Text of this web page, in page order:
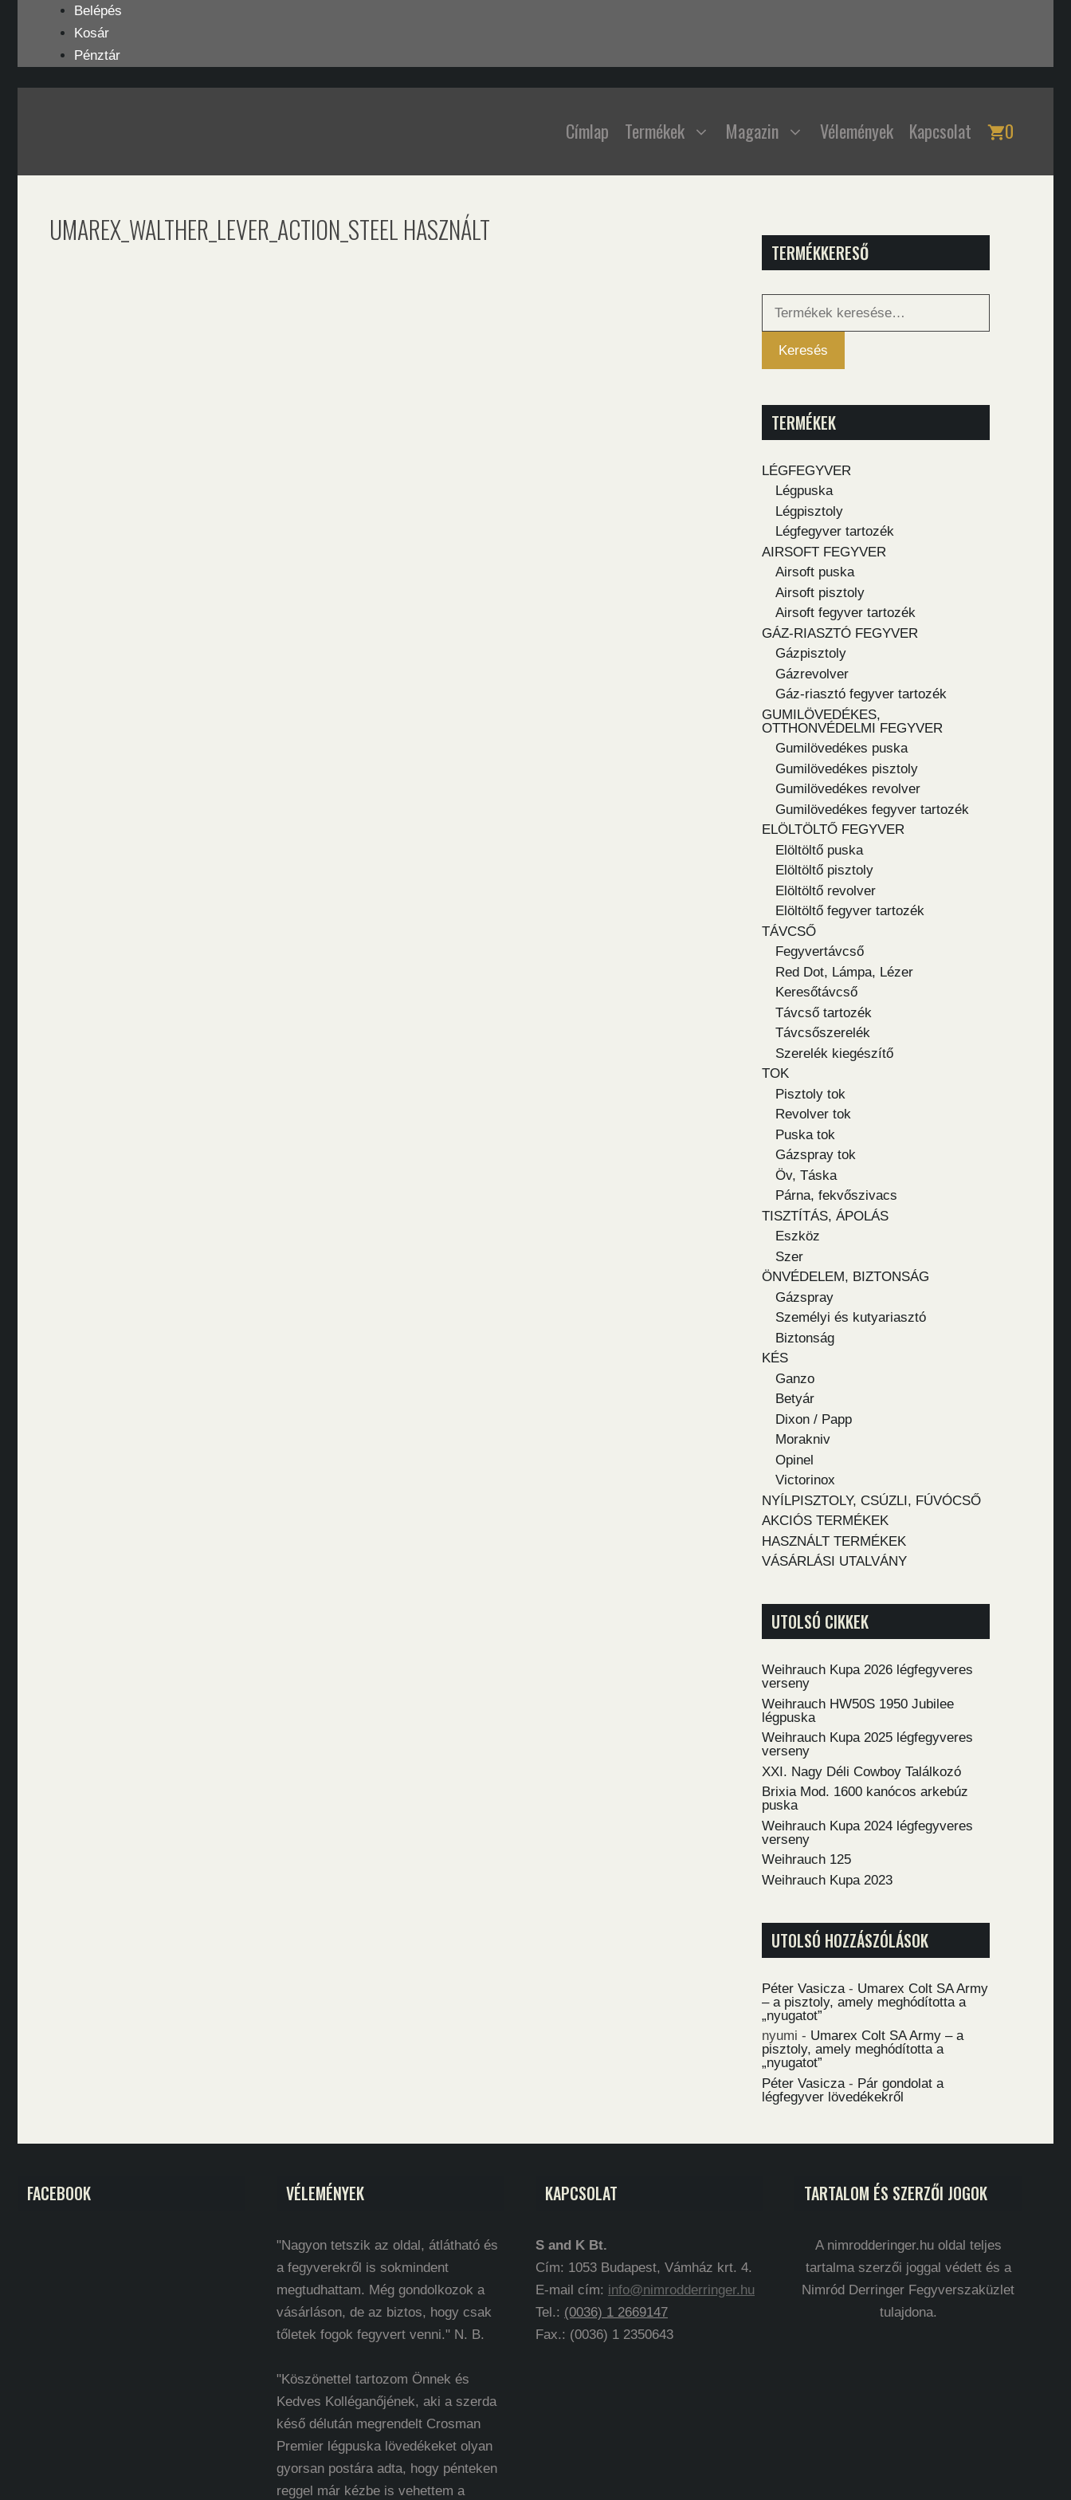
tartalomba
Belépés
Kosár
Pénztár
Címlap Termékek Magazin Vélemények Kapcsolat 0
UMAREX_WALTHER_LEVER_ACTION_STEEL HASZNÁLT
TERMÉKKERESŐ
Keresés
Keresés
TERMÉKEK
LÉGFEGYVER
Légpuska
Légpisztoly
Légfegyver tartozék
AIRSOFT FEGYVER
Airsoft puska
Airsoft pisztoly
Airsoft fegyver tartozék
GÁZ-RIASZTÓ FEGYVER
Gázpisztoly
Gázrevolver
Gáz-riasztó fegyver tartozék
GUMILÖVEDÉKES,
OTTHONVÉDELMI FEGYVER
Gumilövedékes puska
Gumilövedékes pisztoly
Gumilövedékes revolver
Gumilövedékes fegyver tartozék
ELÖLTÖLTŐ FEGYVER
Elöltöltő puska
Elöltöltő pisztoly
Elöltöltő revolver
Elöltöltő fegyver tartozék
TÁVCSŐ
Fegyvertávcső
Red Dot, Lámpa, Lézer
Keresőtávcső
Távcső tartozék
Távcsőszerelék
Szerelék kiegészítő
TOK
Pisztoly tok
Revolver tok
Puska tok
Gázspray tok
Öv, Táska
Párna, fekvőszivacs
TISZTÍTÁS, ÁPOLÁS
Eszköz
Szer
ÖNVÉDELEM, BIZTONSÁG
Gázspray
Személyi és kutyariasztó
Biztonság
KÉS
Ganzo
Betyár
Dixon / Papp
Morakniv
Opinel
Victorinox
NYÍLPISZTOLY, CSÚZLI, FÚVÓCSŐ
AKCIÓS TERMÉKEK
HASZNÁLT TERMÉKEK
VÁSÁRLÁSI UTALVÁNY
UTOLSÓ CIKKEK
Weihrauch Kupa 2026 légfegyveres
verseny
Weihrauch HW50S 1950 Jubilee
légpuska
Weihrauch Kupa 2025 légfegyveres
verseny
XXI. Nagy Déli Cowboy Találkozó
Brixia Mod. 1600 kanócos arkebúz
puska
Weihrauch Kupa 2024 légfegyveres
verseny
Weihrauch 125
Weihrauch Kupa 2023
UTOLSÓ HOZZÁSZÓLÁSOK
Péter Vasicza - Umarex Colt SA Army
– a pisztoly, amely meghódította a
„nyugatot”
nyumi - Umarex Colt SA Army – a
pisztoly, amely meghódította a
„nyugatot”
Péter Vasicza - Pár gondolat a
légfegyver lövedékekről
FACEBOOK VÉLEMÉNYEK
"Nagyon tetszik az oldal, átlátható és
a fegyverekről is sokmindent
megtudhattam. Még gondolkozok a
vásárláson, de az biztos, hogy csak
tőletek fogok fegyvert venni." N. B.
"Köszönettel tartozom Önnek és
Kedves Kolléganőjének, aki a szerda
késő délután megrendelt Crosman
Premier légpuska lövedékeket olyan
gyorsan postára adta, hogy pénteken
reggel már kézbe is vehettem a
KAPCSOLAT
S and K Bt.
Cím: 1053 Budapest, Vámház krt. 4.
E-mail cím: info@nimrodderringer.hu
Tel.: (0036) 1 2669147
Fax.: (0036) 1 2350643
TARTALOM ÉS SZERZŐI JOGOK
A nimrodderinger.hu oldal teljes
tartalma szerzői joggal védett és a
Nimród Derringer Fegyverszaküzlet
tulajdona.